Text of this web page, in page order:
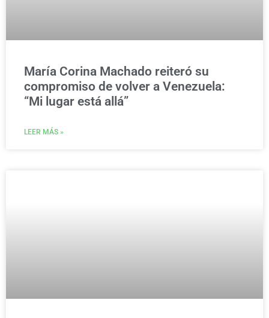
María Corina Machado reiteró su
compromiso de volver a Venezuela:
“Mi lugar está allá”
LEER MÁS »